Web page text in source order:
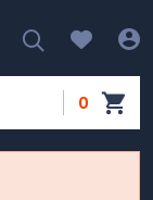
0